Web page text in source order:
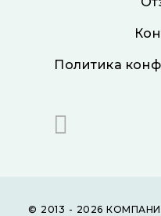
Политика
© 2013 - 2026